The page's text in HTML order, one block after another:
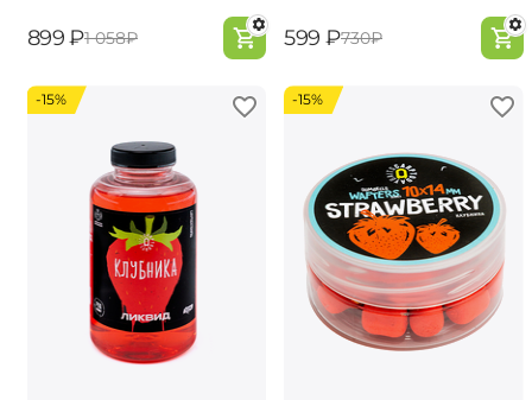
‍899‍ ₽‍1 058‍₽ ‍599‍ ₽‍730‍₽
-15% -15%